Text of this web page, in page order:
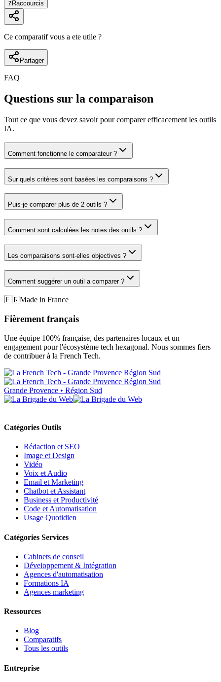
? Raccourcis
Ce comparatif vous a ete utile ?
Partager
FAQ
Questions sur la comparaison
Tout ce que vous devez savoir pour comparer efficacement les outils
IA.
Comment fonctionne le comparateur ?
Sur quels critères sont basées les comparaisons ?
Puis-je comparer plus de 2 outils ?
Comment sont calculées les notes des outils ?
Les comparaisons sont-elles objectives ?
Comment suggérer un outil a comparer ?
🇫🇷Made in France
Fièrement français
Une équipe 100% française, des partenaires locaux et un
engagement pour l'écosystème tech hexagonal. Nous sommes fiers
de contribuer à la French Tech.
Grande Provence • Région Sud
Catégories Outils
Rédaction et SEO
Image et Design
Vidéo
Voix et Audio
Email et Marketing
Chatbot et Assistant
Business et Productivité
Code et Automatisation
Usage Quotidien
Catégories Services
Cabinets de conseil
Développement & Intégration
Agences d'automatisation
Formations IA
Agences marketing
Ressources
Blog
Comparatifs
Tous les outils
Entreprise